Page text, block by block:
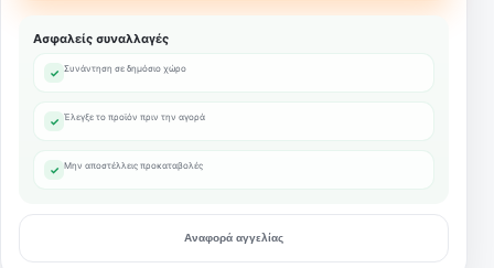
Ασφαλείς συναλλαγές
✓ Συνάντηση σε δημόσιο χώρο
✓ Έλεγξε το προϊόν πριν την αγορά
✓ Μην αποστέλλεις προκαταβολές
Αναφορά αγγελίας